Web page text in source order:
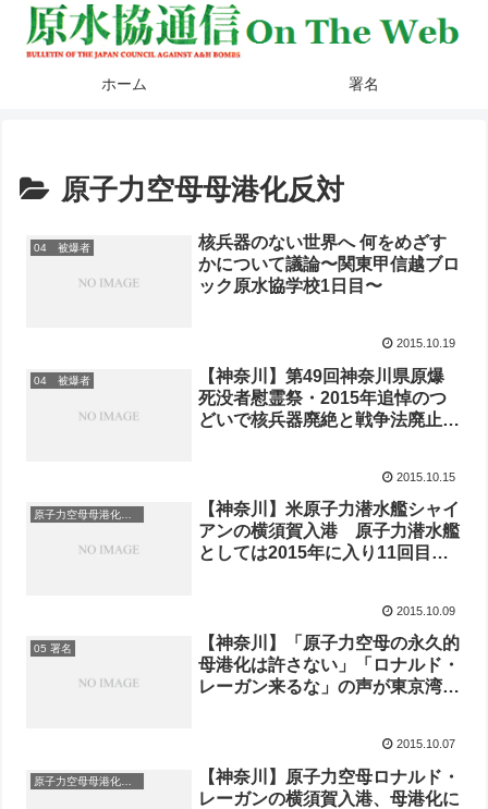
ホーム 署名
原子力空母母港化反対
04 被爆者
核兵器のない世界へ 何をめざす
かについて議論〜関東甲信越ブロ
ック原水協学校1日目〜
2015.10.19
04 被爆者
【神奈川】第49回神奈川県原爆
死没者慰霊祭・2015年追悼のつ
どいで核兵器廃絶と戦争法廃止の
2015.10.15
原子力空母母港化反対
【神奈川】米原子力潜水艦シャイ
アンの横須賀入港 原子力潜水艦
としては2015年に入り11回目、
2015.10.09
05 署名
【神奈川】「原子力空母の永久的
母港化は許さない」「ロナルド・
レーガン来るな」の声が東京湾に
2015.10.07
原子力空母母港化反対
【神奈川】原子力空母ロナルド・
レーガンの横須賀入港、母港化に